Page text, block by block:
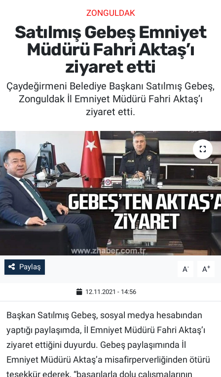
ZONGULDAK
Satılmış Gebeş Emniyet
Müdürü Fahri Aktaş’ı
ziyaret etti
Çaydeğirmeni Belediye Başkanı Satılmış Gebeş,
Zonguldak İl Emniyet Müdürü Fahri Aktaş’ı
ziyaret etti.
Paylaş A- A+
12.11.2021 - 14:56
Başkan Satılmış Gebeş, sosyal medya hesabından
yaptığı paylaşımda, İl Emniyet Müdürü Fahri Aktaş’ı
ziyaret ettiğini duyurdu. Gebeş paylaşımında İl
Emniyet Müdürü Aktaş’a misafirperverliğinden ötürü
teşekkür ederek, “başarılarla dolu çalışmalarının
SPOR